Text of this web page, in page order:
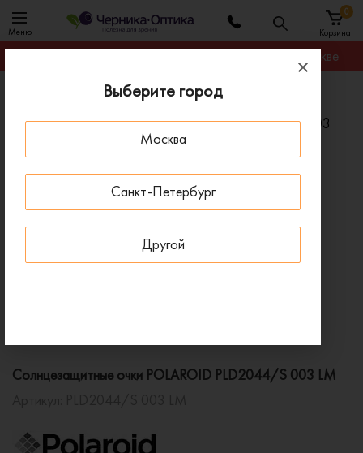
Выберите город
Москва
Санкт-Петербург
Другой
Меню Корзина
0
Гарантируем лучшую цену на любую оправу в Москве
Солнцезащитные очки
Солнцезащитные очки POLAROID PLD2044/S 003
Солнцезащитные очки POLAROID PLD2044/S 003 LM